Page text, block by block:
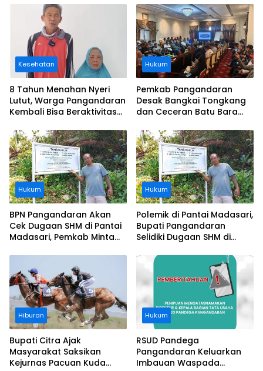
Kesehatan
8 Tahun Menahan Nyeri
Lutut, Warga Pangandaran
Kembali Bisa Beraktivitas
Ditanggung BPJS
Hukum
Pemkab Pangandaran
Desak Bangkai Tongkang
dan Ceceran Batu Bara
Buruknya Koordinasi
Perusahaan
Hukum
BPN Pangandaran Akan
Cek Dugaan SHM di Pantai
Madasari, Pemkab Minta
Hukum
Polemik di Pantai Madasari,
Bupati Pangandaran
Selidiki Dugaan SHM di
Pantai
Hiburan
Bupati Citra Ajak
Masyarakat Saksikan
Kejurnas Pacuan Kuda
Hukum
RSUD Pandega
Pangandaran Keluarkan
Imbauan Waspada